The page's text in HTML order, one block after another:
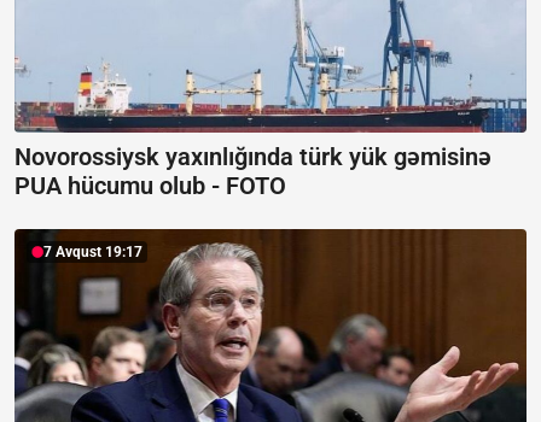
Novorossiysk yaxınlığında türk yük gəmisinə
PUA hücumu olub - FOTO
7 Avqust 19:17